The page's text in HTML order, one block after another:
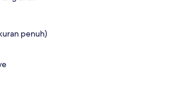
penuh)